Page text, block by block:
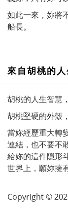
如此一來，妳將
船長。
來自胡桃的
胡桃的人生智慧
胡桃堅硬的外殼
當妳經歷重大轉
連結，也不要不
給妳的這件隱形
世界上，願妳擁
Copyright ©